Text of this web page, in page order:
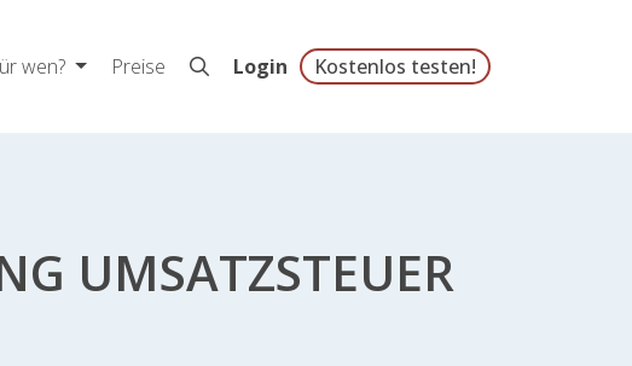
wen? Preise Login Kostenlos testen!
UMSATZSTEUER